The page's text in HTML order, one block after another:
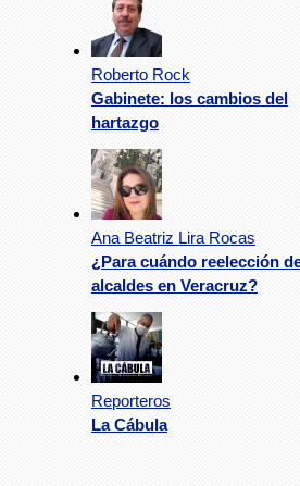
Roberto Rock
Gabinete: los cambios del
hartazgo
Ana Beatriz Lira Rocas
¿Para cuándo reelección
alcaldes en Veracruz?
Reporteros
La Cábula